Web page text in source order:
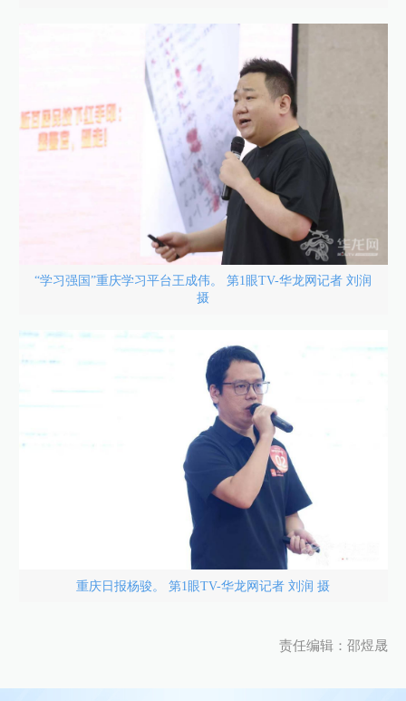
“学习强国”重庆学习平台王成伟。 第1眼TV-华龙网记者 刘润
摄
重庆日报杨骏。 第1眼TV-华龙网记者 刘润 摄
责任编辑：邵煜晟